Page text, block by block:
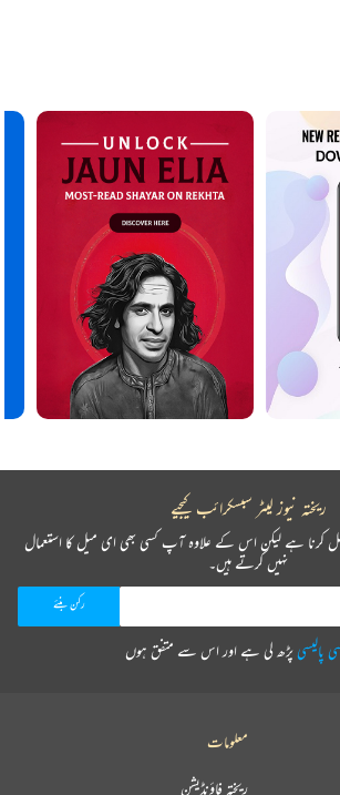
ریختہ نیوز لیٹر سبسکرائب کیجیے
کرنا ہے لیکن اس کے علاوہ آپ کسی بھی ای میل کا استعمال
نہیں کرتے ہیں۔
پالیسیپڑھ لی ہے اور اس سے متفق ہوں
معلومات
ریختہ فاؤنڈیشن